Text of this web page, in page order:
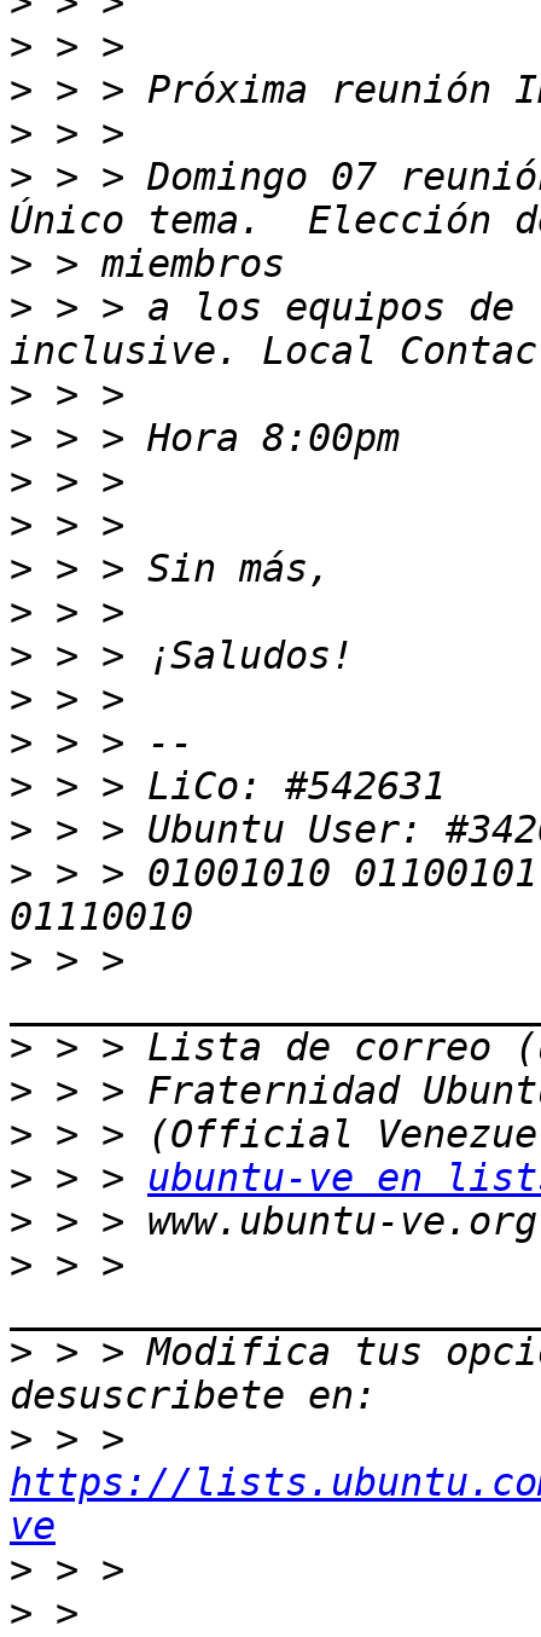
>
>
>
> > > Domingo 07
>
> > > a los equipos de
>
>
>
>
>
>
>
>
>
>
>
> > > 01001010
> > >
>
>
>
> > > ubuntu-ve en
>
> > >
> > > Modifica tus
>
https://
ve
>
> >